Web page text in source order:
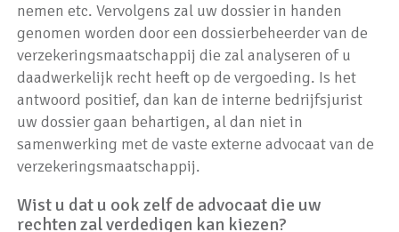
nemen etc. Vervolgens zal uw dossier in handen
genomen worden door een dossierbeheerder van de
verzekeringsmaatschappij die zal analyseren of u
daadwerkelijk recht heeft op de vergoeding. Is het
antwoord positief, dan kan de interne bedrijfsjurist
uw dossier gaan behartigen, al dan niet in
samenwerking met de vaste externe advocaat van de
verzekeringsmaatschappij.
Wist u dat u ook zelf de advocaat die uw
rechten zal verdedigen kan kiezen?